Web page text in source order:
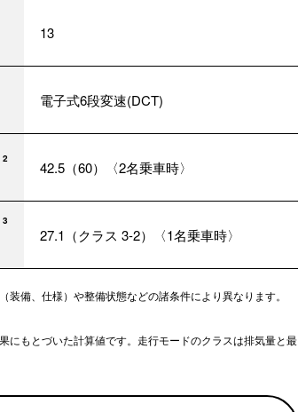
13
電子式6段変速(DCT)
2 42.5（60）〈2名乗車時〉
3
27.1（クラス 3-2）〈1名乗車時〉
備、仕様）や整備状態などの諸条件により異なります。
にもとづいた計算値です。走行モードのクラスは排気量と最